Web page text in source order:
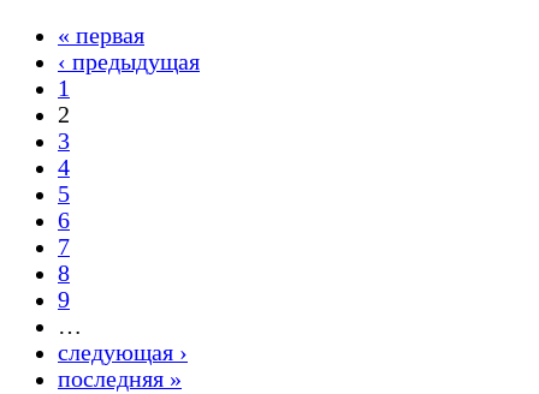
« первая
‹ предыдущая
1
2
3
4
5
6
7
8
9
…
следующая ›
последняя »